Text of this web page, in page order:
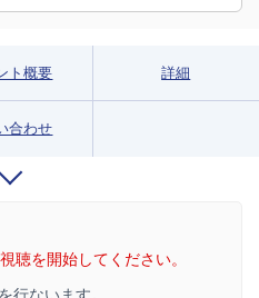
ト概要 詳細
合わせ
聴を開始してください。